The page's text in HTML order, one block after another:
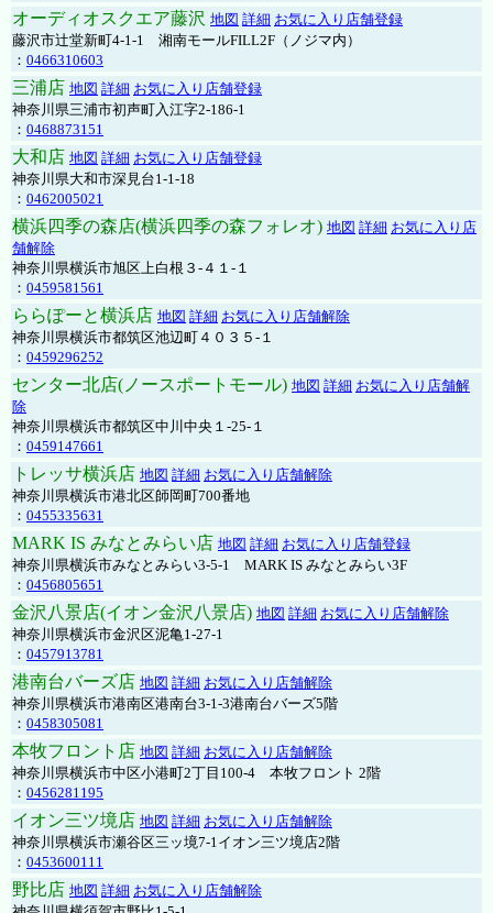
オーディオスクエア藤沢 地図 詳細 お気に入り店舗登録
藤沢市辻堂新町4-1-1 湘南モールFILL2F（ノジマ内）
： 0466310603
三浦店 地図 詳細 お気に入り店舗登録
神奈川県三浦市初声町入江字2-186-1
： 0468873151
大和店 地図 詳細 お気に入り店舗登録
神奈川県大和市深見台1-1-18
： 0462005021
横浜四季の森店(横浜四季の森フォレオ) 地図 詳細 お気に入り店
舗解除
神奈川県横浜市旭区上白根３-４１-１
： 0459581561
ららぽーと横浜店 地図 詳細 お気に入り店舗解除
神奈川県横浜市都筑区池辺町４０３５-１
： 0459296252
センター北店(ノースポートモール) 地図 詳細 お気に入り店舗解
除
神奈川県横浜市都筑区中川中央１-25-１
： 0459147661
トレッサ横浜店 地図 詳細 お気に入り店舗解除
神奈川県横浜市港北区師岡町700番地
： 0455335631
MARK IS みなとみらい店 地図 詳細 お気に入り店舗登録
神奈川県横浜市みなとみらい3-5-1 MARK IS みなとみらい3F
： 0456805651
金沢八景店(イオン金沢八景店) 地図 詳細 お気に入り店舗解除
神奈川県横浜市金沢区泥亀1-27-1
： 0457913781
港南台バーズ店 地図 詳細 お気に入り店舗解除
神奈川県横浜市港南区港南台3-1-3港南台バーズ5階
： 0458305081
本牧フロント店 地図 詳細 お気に入り店舗解除
神奈川県横浜市中区小港町2丁目100-4 本牧フロント 2階
： 0456281195
イオン三ツ境店 地図 詳細 お気に入り店舗解除
神奈川県横浜市瀬谷区三ッ境7-1イオン三ツ境店2階
： 0453600111
野比店 地図 詳細 お気に入り店舗解除